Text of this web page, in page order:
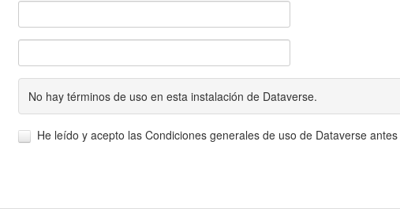
No hay términos de uso en esta instalación de Dataverse.
He leído y acepto las Condiciones generales de uso de Dataverse